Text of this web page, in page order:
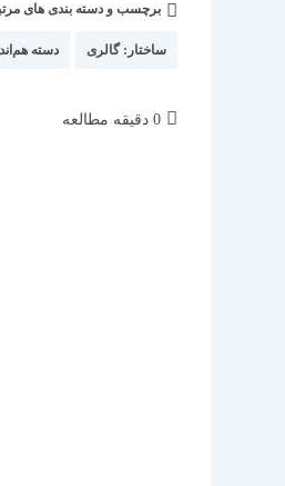
دسته‌برچسب و دسته بندی های
ساختار:گالری دسته
زمان
0 دقیقه مطالعه